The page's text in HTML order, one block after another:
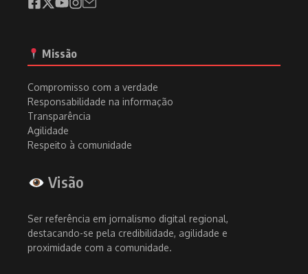
Missão
Compromisso com a verdade
Responsabilidade na informação
Transparência
Agilidade
Respeito à comunidade
Visão
Ser referência em jornalismo digital regional,
destacando-se pela credibilidade, agilidade e
proximidade com a comunidade.